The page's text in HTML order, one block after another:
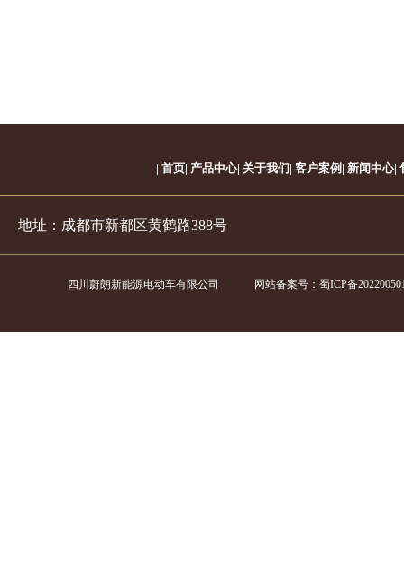
|首页| 产品中心| 关于我们|客户案例 |新闻中心|
地址：成都市新都区黄鹤路388号
四川蔚朗新能源电动车有限公司 网站备案号：蜀ICP备